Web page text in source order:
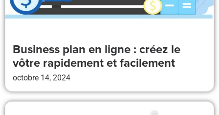
Business plan en ligne : créez le
vôtre rapidement et facilement
octobre 14, 2024